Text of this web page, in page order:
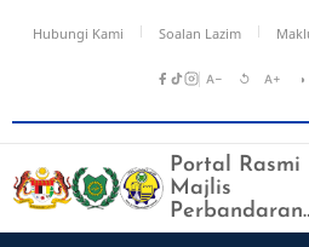
Hubungi Kami Soalan Lazim
A− ↺ A+ ◑
Portal Rasmi
Majlis
Perbandaran
Kangar